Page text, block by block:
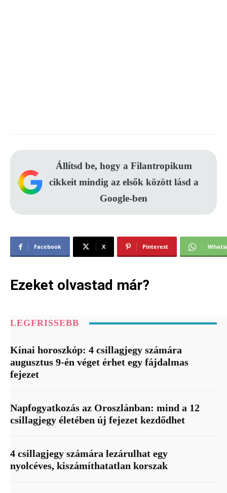
Állítsd be, hogy a Filantropikum
cikkeit mindig az elsők között lásd a
Google-ben
Facebook X Pinterest
Ezeket olvastad már?
LEGFRISSEBB
Kínai horoszkóp: 4 csillagjegy számára
augusztus 9-én véget érhet egy fájdalmas
fejezet
Napfogyatkozás az Oroszlánban: mind a 12
csillagjegy életében új fejezet kezdődhet
4 csillagjegy számára lezárulhat egy
nyolcéves, kiszámíthatatlan korszak